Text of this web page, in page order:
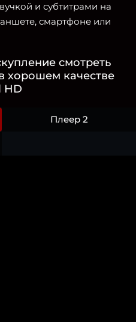
и субтитрами на
смартфоне или
смотреть
хорошем качестве
HD
Плеер 2